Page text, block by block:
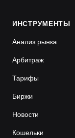
ИНСТРУМЕНТЫ
Анализ рынка
Арбитраж
Тарифы
Биржи
Новости
Кошельки